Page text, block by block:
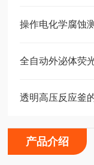
操作电化学腐蚀
全自动外泌体荧
透明高压反应釜
产品介绍